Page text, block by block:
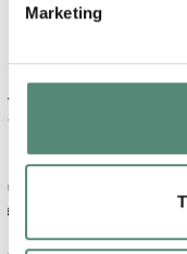
Marketing
2
Kom på anden